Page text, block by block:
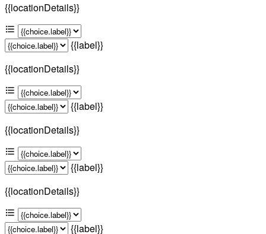
{{locationDetails}}
{{label}}
{{locationDetails}}
{{label}}
{{locationDetails}}
{{label}}
{{locationDetails}}
{{label}}